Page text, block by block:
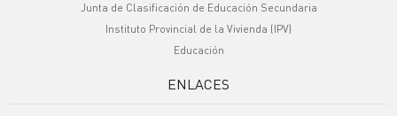
Junta de Clasificación de Educación Secundaria
Instituto Provincial de la Vivienda (IPV)
Educación
ENLACES